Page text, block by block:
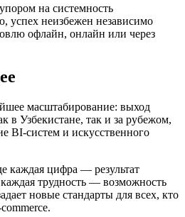
на системность
успех неизбежен независимо
офлайн, онлайн или через
масштабирование: выход
в Узбекистане, так и за рубежом,
BI-систем и искусственного
каждая цифра — результат
трудность — возможность
новые стандарты для всех, кто